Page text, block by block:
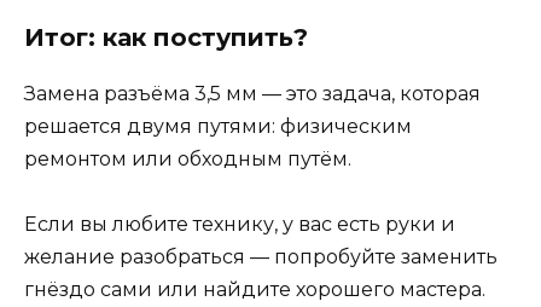
Итог: как поступить?
Замена разъёма 3,5 мм — это задача, которая
решается двумя путями: физическим
ремонтом или обходным путём.
Если вы любите технику, у вас есть руки и
желание разобраться — попробуйте заменить
гнёздо сами или найдите хорошего мастера.